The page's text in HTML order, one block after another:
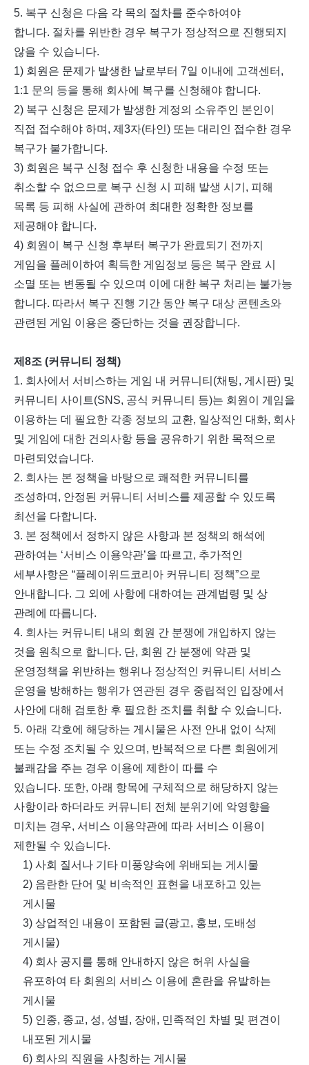
5. 복구 신청은 다음 각 목의 절차를 준수하여야
합니다. 절차를 위반한 경우 복구가 정상적으로 진행되지
않을 수 있습니다.
1) 회원은 문제가 발생한 날로부터 7일 이내에 고객센터 ,
1:1 문의 등을 통해 회사에 복구를 신청해야 합니다.
2) 복구 신청은 문제가 발생한 계정의 소유주인 본인이
직접 접수해야 하며 , 제 3자(타인) 또는 대리인 접수한 경우
복구가 불가합니다.
3) 회원은 복구 신청 접수 후 신청한 내용을 수정 또는
취소할 수 없으므로 복구 신청 시 피해 발생 시기 , 피해
목록 등 피해 사실에 관하여 최대한 정확한 정보를
제공해야 합니다.
4) 회원이 복구 신청 후부터 복구가 완료되기 전까지
게임을 플레이하여 획득한 게임정보 등은 복구 완료 시
소멸 또는 변동될 수 있으며 이에 대한 복구 처리는 불가능
합니다. 따라서 복구 진행 기간 동안 복구 대상 콘텐츠와
관련된 게임 이용은 중단하는 것을 권장합니다.
제 8조 (커뮤니티 정책)
1. 회사에서 서비스하는 게임 내 커뮤니티 (채팅, 게시판) 및
커뮤니티 사이트(SNS, 공식 커뮤니티 등)는 회원이 게임을
이용하는 데 필요한 각종 정보의 교환, 일상적인 대화, 회사
및 게임에 대한 건의사항 등을 공유하기 위한 목적으로
마련되었습니다.
2. 회사는 본 정책을 바탕으로 쾌적한 커뮤니티를
조성하며 , 안정된 커뮤니티 서비스를 제공할 수 있도록
최선을 다합니다.
3. 본 정책에서 정하지 않은 사항과 본 정책의 해석에
관하여는 ‘서비스 이용약관’을 따르고, 추가적인
세부사항은 “플레이위드코리아 커뮤니티 정책”으로
안내합니다. 그 외에 사항에 대하여는 관계법령 및 상
관례에 따릅니다.
4. 회사는 커뮤니티 내의 회원 간 분쟁에 개입하지 않는
것을 원칙으로 합니다. 단, 회원 간 분쟁에 약관 및
운영정책을 위반하는 행위나 정상적인 커뮤니티 서비스
운영을 방해하는 행위가 연관된 경우 중립적인 입장에서
사안에 대해 검토한 후 필요한 조치를 취할 수 있습니다.
5. 아래 각호에 해당하는 게시물은 사전 안내 없이 삭제
또는 수정 조치될 수 있으며 , 반복적으로 다른 회원에게
불쾌감을 주는 경우 이용에 제한이 따를 수
있습니다. 또한, 아래 항목에 구체적으로 해당하지 않는
사항이라 하더라도 커뮤니티 전체 분위기에 악영향을
미치는 경우, 서비스 이용약관에 따라 서비스 이용이
제한될 수 있습니다.
1)사회 질서나 기타 미풍양속에 위배되는 게시물
2) 음란한 단어 및 비속적인 표현을 내포하고 있는
게시물
3) 상업적인 내용이 포함된 글(광고, 홍보 , 도배성
게시물)
4) 회사 공지를 통해 안내하지 않은 허위 사실을
유포하여 타 회원의 서비스 이용에 혼란을 유발하는
게시물
5) 인종, 종교, 성, 성별, 장애 , 민족적인 차별 및 편견이
내포된 게시물
6) 회사의 직원을 사칭하는 게시물